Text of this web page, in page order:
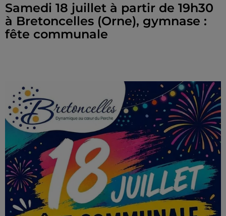
Samedi 18 juillet à partir de 19h30
à Bretoncelles (Orne), gymnase :
fête communale